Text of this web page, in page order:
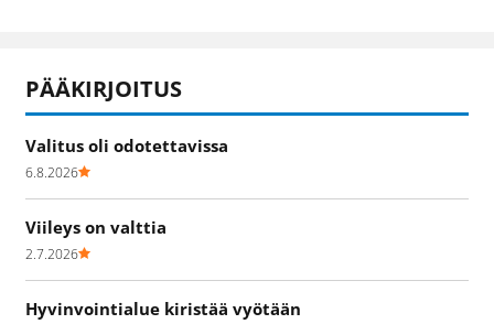
PÄÄKIRJOITUS
Valitus oli odotettavissa
6.8.2026
Viileys on valttia
2.7.2026
Hyvinvointialue kiristää vyötään